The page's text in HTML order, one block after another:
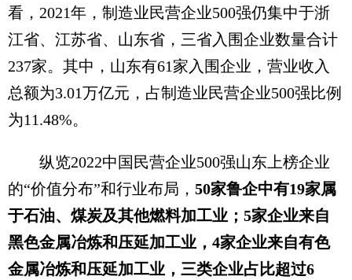
看，2021年，制造业民营企业500强仍集中于浙
江省、江苏省、山东省，三省入围企业数量合计
237家。其中，山东有61家入围企业，营业收入
总额为3.01万亿元，占制造业民营企业500强比例
为11.48%。
纵览2022中国民营企业500强山东上榜企业
的“价值分布”和行业布局， 50家鲁企中有19家属
于石油、煤炭及其他燃料加工业；5家企业来自
黑色金属冶炼和压延加工业，4家企业来自有色
金属冶炼和压延加工业，三类企业占比超过6